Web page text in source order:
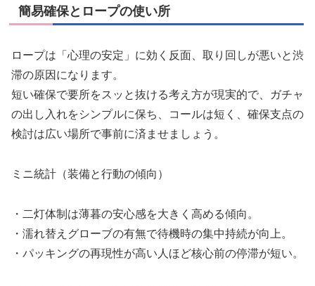
簡易確保とロープの使い所
ロープは「心理の安定」に効く反面、取り回しが悪いと渋
滞の原因になります。
短い確保で要所をスッと抜ける考え方が現実的で、ガチャ
の出し入れをシンプルに保ち、コールは短く、確保支点の
検討は広い場所で事前に済ませましょう。
ミニ統計（装備と行動の傾向）
・二灯体制は薄暮の安心感を大きく高める傾向。
・濡れ替えグローブの有無で待機時の集中持続が向上。
・パッキングの再現性が高い人ほど核心前の停滞が短い。